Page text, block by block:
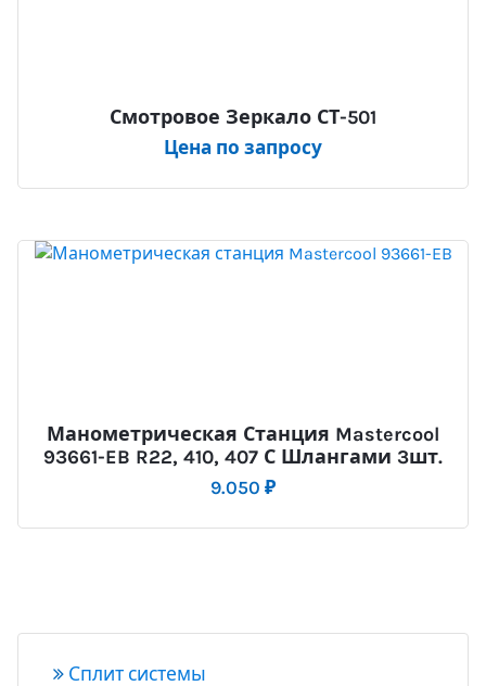
Смотровое Зеркало СТ-501
Цена по запросу
Манометрическая Станция Mastercool
93661-EB R22, 410, 407 С Шлангами 3шт.
9.050 ₽
Сплит системы